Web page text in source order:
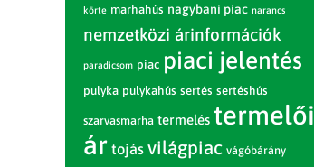
körte marhahús nagybani piac narancs
nemzetközi árinformációk
paradicsom piac piaci jelentés
pulyka pulykahús sertés sertéshús
szarvasmarha termelés termelői
ár tojás világpiac vágóbárány